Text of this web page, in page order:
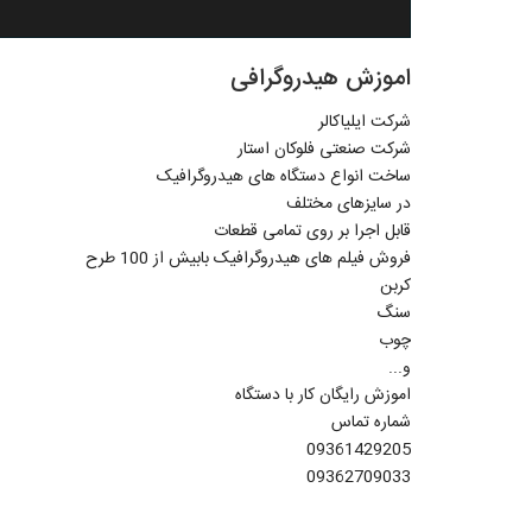
اموزش هیدروگرافی
شرکت ایلیاکالر
شرکت صنعتی فلوکان استار
ساخت انواع دستگاه های هیدروگرافیک
در سایزهای مختلف
قابل اجرا بر روی تمامی قطعات
فروش فیلم های هیدروگرافیک بابیش از 100 طرح
کربن
سنگ
چوب
و...
اموزش رایگان کار با دستگاه
شماره تماس
09361429205
09362709033